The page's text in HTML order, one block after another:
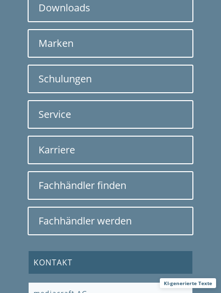
Downloads
Marken
Schulungen
Service
Karriere
Fachhändler finden
Fachhändler werden
KONTAKT
KI-generierte Texte